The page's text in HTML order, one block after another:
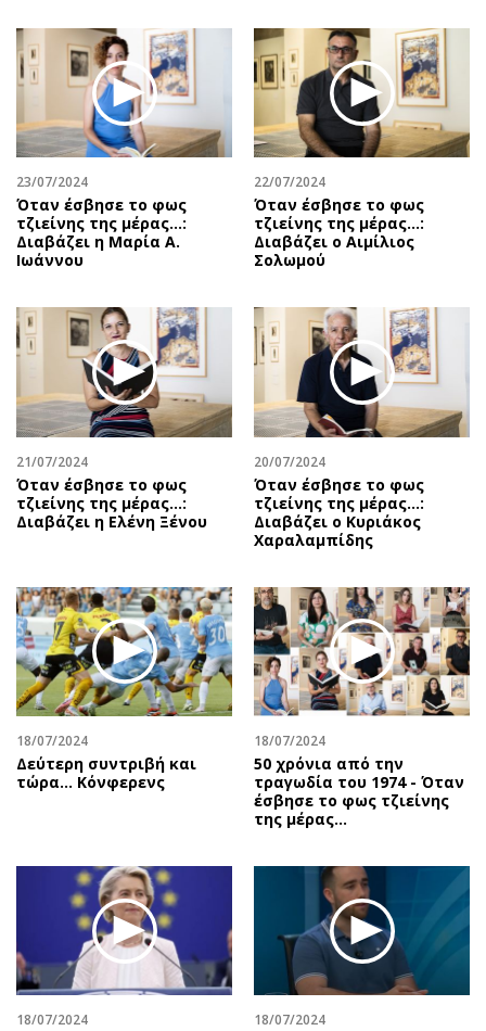
Οικονομία
Real Estate
Επιχειρήσεις
Αγορές
Money Review
AstroBank Properties
Trends
Ενέργεια
Περιβάλλον
Ελλάδα
Παράξενα
Πολιτισμός
Σινεμά
Θέατρο-Χορός
Μουσική
Βιβλίο
Χειρόγραφα
Πολιτική
Οικονομία
Γενικά
Αναδρομές
Πρόσωπα
Περιβάλλον
Good Life
Γυναίκα
Ταξίδια
Συνταγές
Έξοδος
Media
Εκπομπές
Wine routes
Podcasts
Uncut
Προσωπικότητες στην ''Κ''
Επιστολές
23/07/2024
Όταν έσβησε το φως
τζιείνης της μέρας…:
Διαβάζει η Μαρία Α.
Ιωάννου
22/07/2024
Όταν έσβησε το φως
τζιείνης της μέρας…:
Διαβάζει ο Αιμίλιος
Σολωμού
21/07/2024
Όταν έσβησε το φως
τζιείνης της μέρας…:
Διαβάζει η Ελένη Ξένου
20/07/2024
Όταν έσβησε το φως
τζιείνης της μέρας…:
Διαβάζει ο Κυριάκος
Χαραλαμπίδης
18/07/2024
Δεύτερη συντριβή και
τώρα... Κόνφερενς
18/07/2024
50 χρόνια από την
τραγωδία του 1974 - Όταν
έσβησε το φως τζιείνης
της μέρας…
18/07/2024 18/07/2024